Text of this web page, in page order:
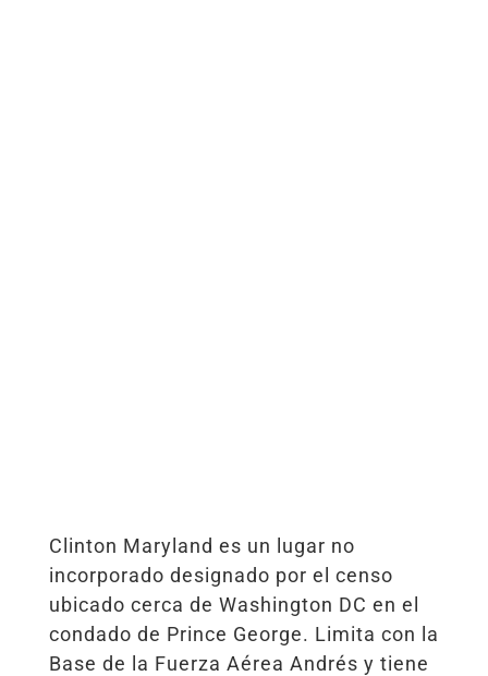
Clinton Maryland es un lugar no
incorporado designado por el censo
ubicado cerca de Washington DC en el
condado de Prince George. Limita con la
Base de la Fuerza Aérea Andrés y tiene